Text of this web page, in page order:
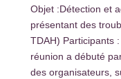
Objet :Détection et
présentant des
TDAH) Participants
réunion a débuté
des organisateurs,